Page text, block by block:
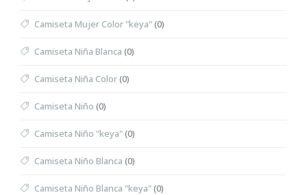
Camiseta Mujer Color "keya"(0)
Camiseta Niña Blanca (0)
Camiseta Niña Color(0)
Camiseta Niño (0)
Camiseta Niño "keya"(0)
Camiseta Niño Blanca (0)
Camiseta Niño Blanca "keya"(0)